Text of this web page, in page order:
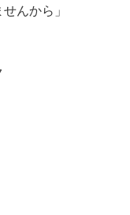
んから」